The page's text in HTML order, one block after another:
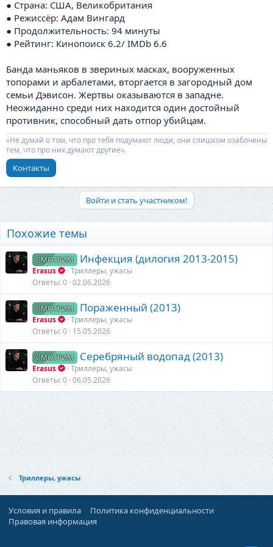
● Страна: США, Великобритания
● Режиссёр: Адам Вингард
● Продолжительность: 94 минуты
● Рейтинг: Кинопоиск 6.2/ IMDb 6.6
Банда маньяков в звериных масках, вооруженных
топорами и арбалетами, вторгается в загородный дом
семьи Дэвисон. Жертвы оказываются в западне.
Неожиданно среди них находится один достойный
противник, способный дать отпор убийцам.
«Не думай о том, что про тебя подумают люди, они слишком озабочены
тем, что про них думают другие».
Контакты
Войти и стать участником!
Похожие темы
СМОТРИМ Инфекция (дилогия 2013-2015)
Erasus
Триллеры, ужасы
Ответы 0 02.06.2026
СМОТРИМ Пораженный (2013)
Erasus
Триллеры, ужасы
Ответы 0 15.05.2026
СМОТРИМ Серебряный водопад (2013)
Erasus
Триллеры, ужасы
Ответы 0 06.05.2026
Триллеры, ужасы
Условия и правила
Политика конфиденциальности
Правовая информация